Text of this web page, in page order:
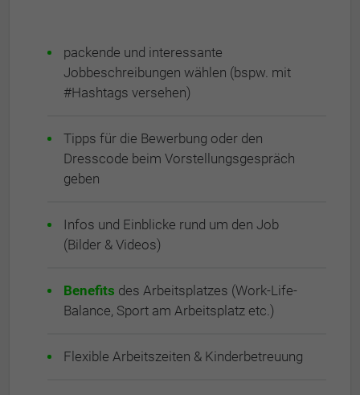
packende und interessante
Jobbeschreibungen wählen (bspw. mit
#Hashtags versehen)
Tipps für die Bewerbung oder den
Dresscode beim Vorstellungsgespräch
geben
Infos und Einblicke rund um den Job
(Bilder & Videos)
Benefits des Arbeitsplatzes (Work-Life-
Balance, Sport am Arbeitsplatz etc.)
Flexible Arbeitszeiten & Kinderbetreuung